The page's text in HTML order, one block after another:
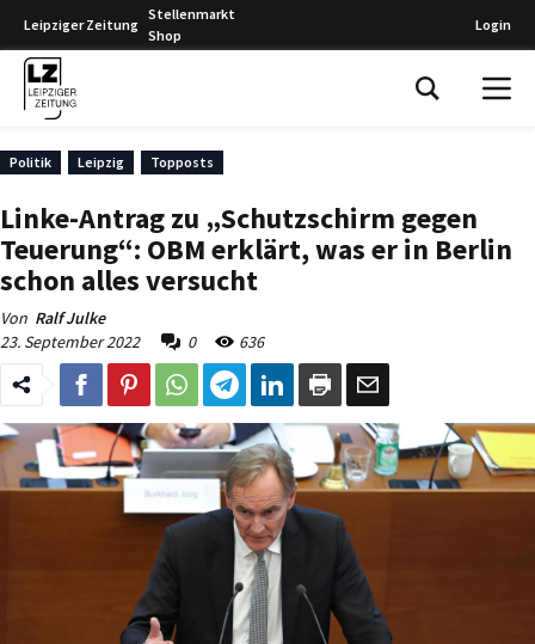
Leipziger Zeitung
Stellenmarkt
Shop
Login
Politik Leipzig Topposts
Linke-Antrag zu „Schutzschirm gegen
Teuerung“: OBM erklärt, was er in Berlin
schon alles versucht
Von Ralf Julke
23. September 2022
0 636